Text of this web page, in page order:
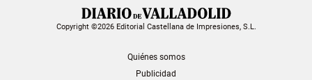
Copyright ©2026 Editorial Castellana de Impresiones, S.L.
Quiénes somos
Publicidad